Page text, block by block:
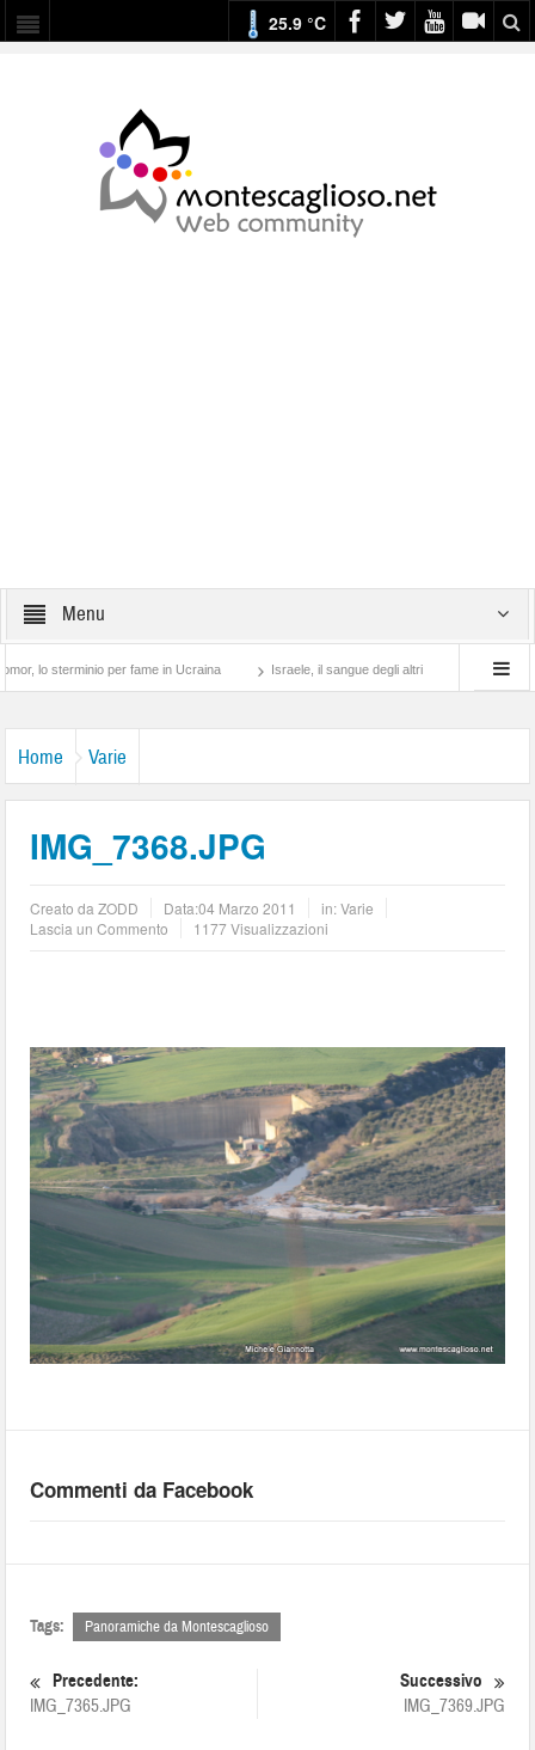
25.9 °C
Menu
per fame in Ucraina Israele, il sangue degli altri Lotta di classe… tra
Home Varie
IMG_7368.JPG
Creato daZODD Data:04 Marzo 2011 in:Varie
Lascia un Commento
1177 Visualizzazioni
Commenti da Facebook
Tags: Panoramiche da Montescaglioso
Precedente:
IMG_7365.JPG
Successivo
IMG_7369.JPG